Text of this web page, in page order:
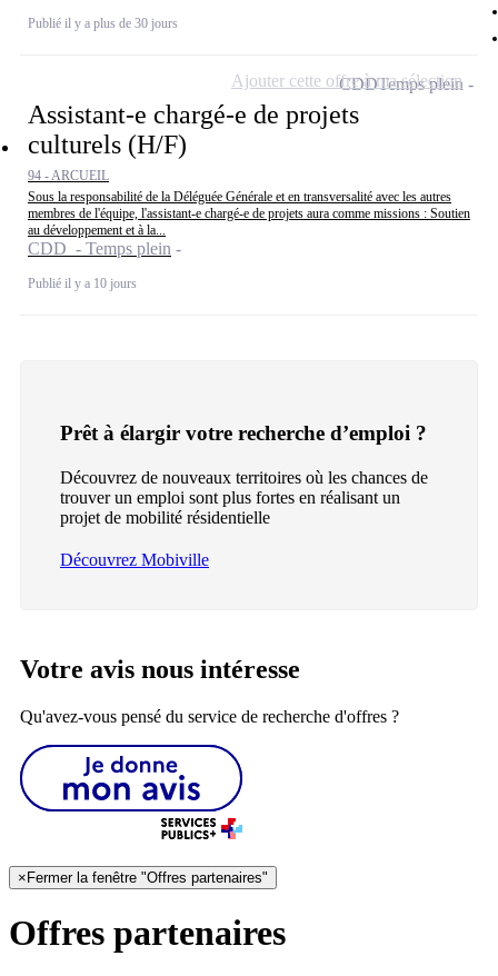
Publié il y a plus de 30 jours
Assistant-e chargé-e de projets
culturels (H/F)
94 - ARCUEIL
Sous la responsabilité de la Déléguée Générale et en transversalité avec les autres
membres de l'équipe, l'assistant-e chargé-e de projets aura comme missions : Soutien
au développement et à la...
CDD - Temps plein
Publié il y a 10 jours
CDDTemps plein
Ajouter cette offre à ma sélection
Prêt à élargir votre recherche d’emploi ?
Découvrez de nouveaux territoires où les chances de
trouver un emploi sont plus fortes en réalisant un
projet de mobilité résidentielle
Découvrez Mobiville
Votre avis nous intéresse
Qu'avez-vous pensé du service de recherche d'offres ?
× Fermer la fenêtre "Offres partenaires"
Offres partenaires